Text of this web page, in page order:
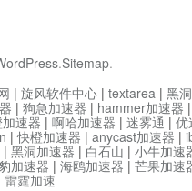
.Sitemap.
| 旋风软件中心 | textarea | 黑
| 狗急加速器 | hammer加速器
速器 | 啊哈加速器 | 迷雾通 | 优
|快橙加速器 | anycast加速器 |
| 黑洞加速器 | 白石山 | 小牛加速
加速器 | 海鸥加速器 | 芒果加速
雷霆加速